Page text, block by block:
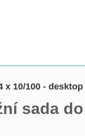
x 10/100 - desktop
sada